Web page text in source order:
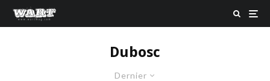
Dubosc
Dernier